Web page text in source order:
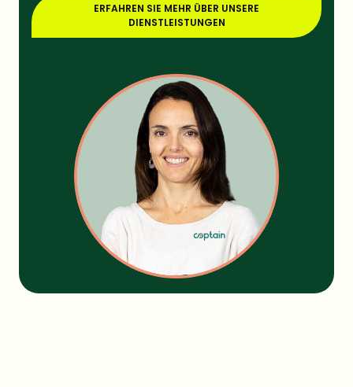
ERFAHREN SIE MEHR ÜBER UNSERE
DIENSTLEISTUNGEN